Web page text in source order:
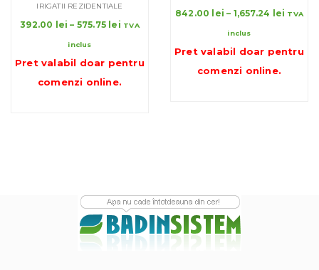
IRIGATII REZIDENTIALE
392.00 lei – 575.75 leiInterval
392.00 lei
TVA
inclus
Pret valabil doar pentru
comenzi online.
842.00 lei – 1,657.24 lei TVA
inclus
Pret valabil doar pentru
comenzi online.